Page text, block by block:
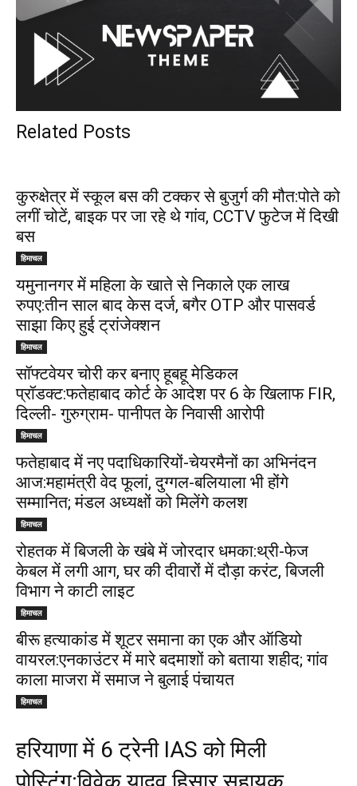
Related Posts
कुरुक्षेत्र में स्कूल बस की टक्कर से बुजुर्ग की मौत:पोते को
लगीं चोटें, बाइक पर जा रहे थे गांव, CCTV फुटेज में दिखी
बस
हिमाचल
यमुनानगर में महिला के खाते से निकाले एक लाख
रुपए:तीन साल बाद केस दर्ज, बगैर OTP और पासवर्ड
साझा किए हुई ट्रांजेक्शन
हिमाचल
सॉफ्टवेयर चोरी कर बनाए हूबहू मेडिकल
प्रॉडक्ट:फतेहाबाद कोर्ट के आदेश पर 6 के खिलाफ FIR,
दिल्ली- गुरुग्राम- पानीपत के निवासी आरोपी
हिमाचल
फतेहाबाद में नए पदाधिकारियों-चेयरमैनों का अभिनंदन
आज:महामंत्री वेद फूलां, दुग्गल-बलियाला भी होंगे
सम्मानित; मंडल अध्यक्षों को मिलेंगे कलश
हिमाचल
रोहतक में बिजली के खंबे में जोरदार धमका:थ्री-फेज
केबल में लगी आग, घर की दीवारों में दौड़ा करंट, बिजली
विभाग ने काटी लाइट
हिमाचल
बीरू हत्याकांड में शूटर समाना का एक और ऑडियो
वायरल:एनकाउंटर में मारे बदमाशों को बताया शहीद; गांव
काला माजरा में समाज ने बुलाई पंचायत
हिमाचल
हरियाणा में 6 ट्रेनी IAS को मिली